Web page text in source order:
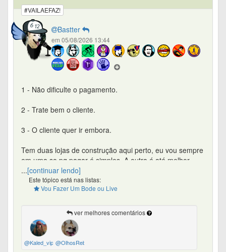
#VAILAEFAZ!
Bastter
em 05/08/2026 13:44
1 - Não dificulte o pagamento.
2 - Trate bem o cliente.
3 - O cliente quer ir embora.
Tem duas lojas de construção aqui perto, eu vou sempre
em uma so pq pagar é simples. A outra é até melhor
mas faz rolo para pagar e so tem um caixa ou então tem
de assinar sei lá o que. A segunda todo vendedor pega
uma maquininha, vc passa o cartao e vai embora, so vou
Tome muito cuidado para que sua obsessao em nao ser
roubado faça como que a receita seja menor. É bem
melhor faturar 100 e roubarem 10, do que faturar 50 e
...[continuar lendo]
Este tópico está nas listas:
Vou Fazer Um Bode ou Live
ver melhores comentários
@Kaled_vip @OlhosRebeldes